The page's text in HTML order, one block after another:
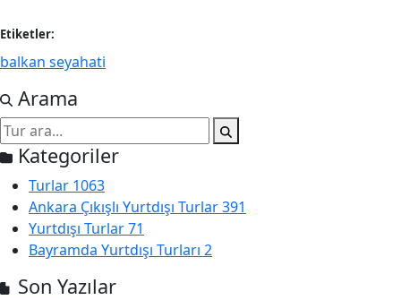
Etiketler:
balkan seyahati
Arama
Kategoriler
Turlar 1063
Ankara Çıkışlı Yurtdışı Turlar391
Yurtdışı Turlar71
Bayramda Yurtdışı Turları 2
Son Yazılar